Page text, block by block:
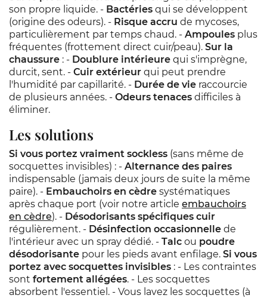
son propre liquide. - Bactéries qui se développent
(origine des odeurs). - Risque accru de mycoses,
particulièrement par temps chaud. - Ampoules plus
fréquentes (frottement direct cuir/peau). Sur la
chaussure : - Doublure intérieure qui s'imprègne,
durcit, sent. - Cuir extérieur qui peut prendre
l'humidité par capillarité. - Durée de vie raccourcie
de plusieurs années. - Odeurs tenaces difficiles à
éliminer.
Les solutions
Si vous portez vraiment sockless (sans même de
socquettes invisibles) : - Alternance des paires
indispensable (jamais deux jours de suite la même
paire). - Embauchoirs en cèdre systématiques
après chaque port (voir notre article embauchoirs
en cèdre). - Désodorisants spécifiques cuir
régulièrement. - Désinfection occasionnelle de
l'intérieur avec un spray dédié. - Talc ou poudre
désodorisante pour les pieds avant enfilage. Si vous
portez avec socquettes invisibles : - Les contraintes
sont fortement allégées. - Les socquettes
absorbent l'essentiel. - Vous lavez les socquettes (à